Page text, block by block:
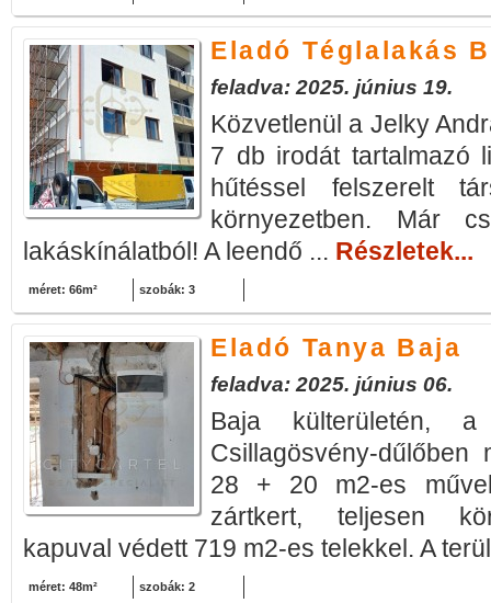
Eladó Téglalakás
feladva: 2025. június 19.
Közvetlenül a Jelky
7 db irodát tartalmazó
hűtéssel felszerelt
környezetben. Már
lakáskínálatból! A leendő ... Részletek...
méret: 66m² szobák: 3
Eladó Tanya Baja
feladva: 2025. június 06.
Baja külterületén,
Csillagösvény-dűlőben
28 + 20 m2-es
zártkert, teljesen
kapuval védett 719 m2-es telekkel. A
méret: 48m² szobák: 2